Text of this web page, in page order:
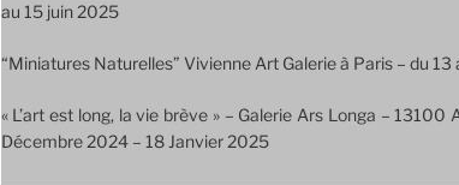
au 15 juin 2025
“Miniatures Naturelles” Vivienne Art Galerie à Paris – du
« L’art est long, la vie brève » – Galerie Ars Longa – 13100
Décembre 2024 – 18 Janvier 2025